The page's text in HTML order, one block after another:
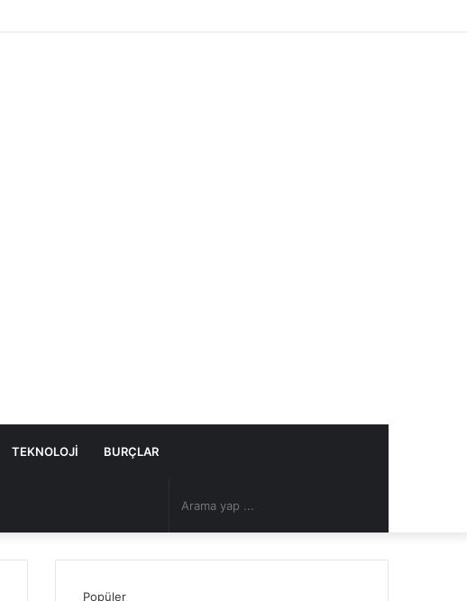
TEKNOLOJI BURÇLAR
yap
Rastgele
Makale
Popüler